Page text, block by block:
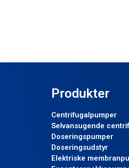
Produkter
Centrifugalpumper
Selvansugende
Doseringspumper
Doseringsudstyr
Elektriske